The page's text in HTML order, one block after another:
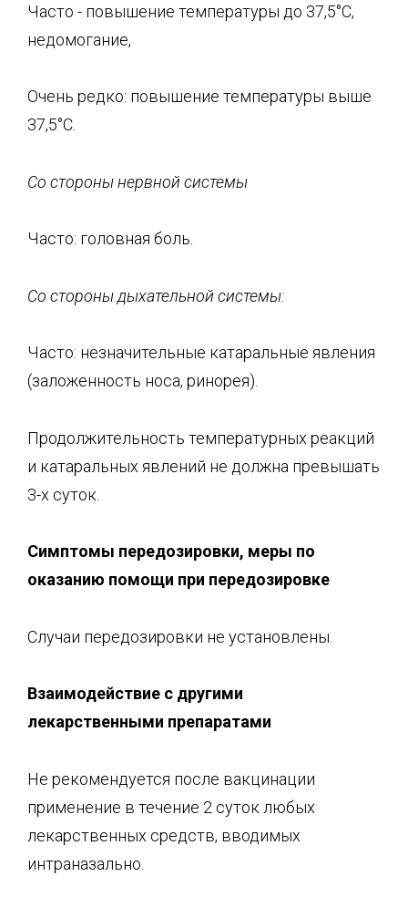
Часто - повышение температуры до 37,5°С,
недомогание,
Очень редко: повышение температуры выше
37,5°С.
Со стороны нервной системы
Часто: головная боль.
Со стороны дыхательной системы:
Часто: незначительные катаральные явления
(заложенность носа, ринорея).
Продолжительность температурных реакций
и катаральных явлений не должна превышать
3-х суток.
Симптомы передозировки, меры по
оказанию помощи при передозировке
Случаи передозировки не установлены.
Взаимодействие с другими
лекарственными препаратами
Не рекомендуется после вакцинации
применение в течение 2 суток любых
лекарственных средств, вводимых
интраназально.